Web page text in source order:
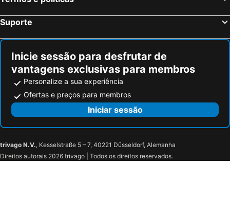
Suporte
Inicie sessão para desfrutar de
vantagens exclusivas para membros
Personalize a sua experiência
Ofertas e preços para membros
Iniciar sessão
trivago N.V., Kesselstraße 5 – 7, 40221 Düsseldorf, Alemanha
Direitos autorais 2026 trivago | Todos os direitos reservados.